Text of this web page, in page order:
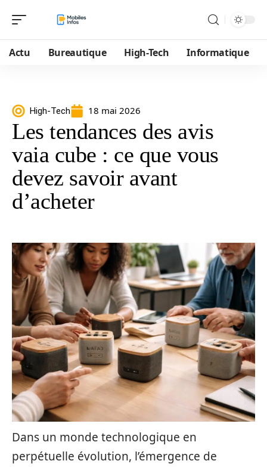
Actu Bureautique High-Tech Informatique
High-Tech 18 mai 2026
Les tendances des avis
vaia cube : ce que vous
devez savoir avant
d’acheter
Dans un monde technologique en
perpétuelle évolution, l’émergence de